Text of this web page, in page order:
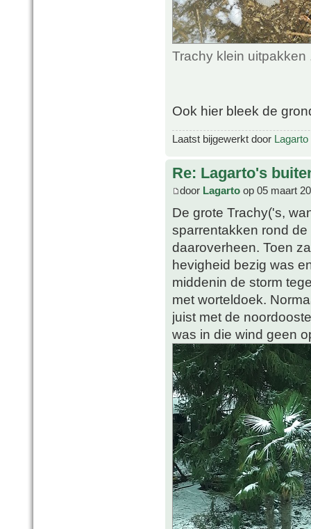
Trachy klein
Ook hier bleek de
Laatst bijgewerkt door Lagarto
Re: Lagarto's
door Lagarto op 05 maart
De grote Trachy('s,
sparrentakken rond
daaroverheen. Toen
hevigheid bezig was
middenin de storm
met worteldoek.
juist met de
was in die wind geen